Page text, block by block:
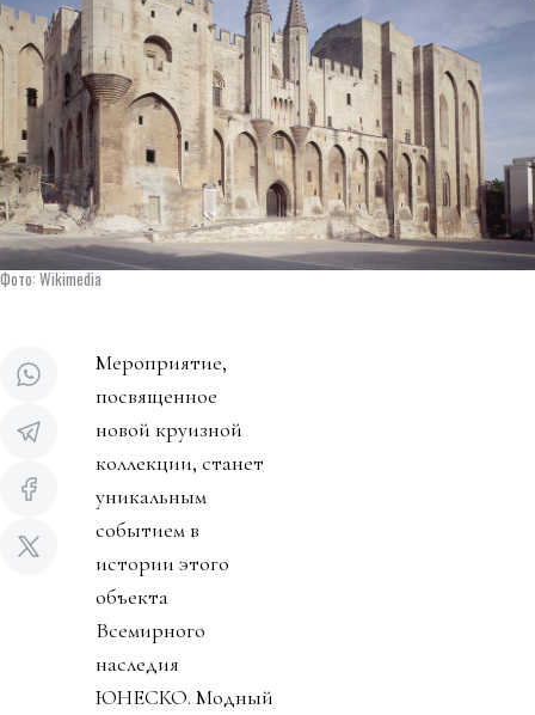
Фото: Wikimedia
Мероприятие,
посвященное
новой круизной
коллекции, станет
уникальным
событием в
истории этого
объекта
Всемирного
наследия
ЮНЕСКО. Модный